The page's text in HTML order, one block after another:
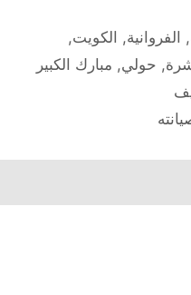
, الفروانية, الكويت,
, حولي, مبارك الكبير